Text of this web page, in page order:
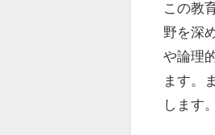
この教
野を深
や論理
ます。
します。